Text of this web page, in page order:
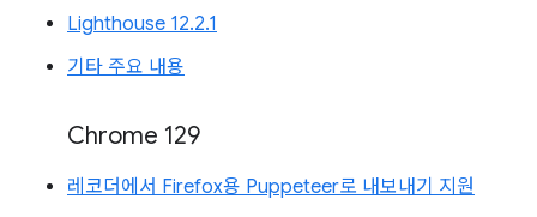
Lighthouse 12.2.1
기타 주요 내용
Chrome 129
레코더에서 Firefox용 Puppeteer로 내보내기 지원